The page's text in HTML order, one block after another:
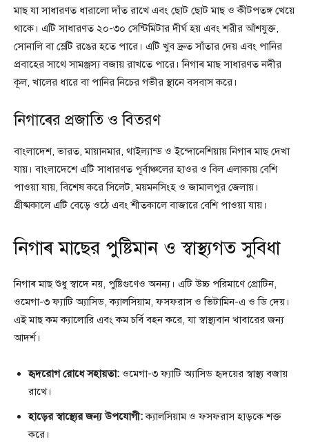
মাছ যা সাধারণত ধারালো দাঁত রাখে এবং ছোট ছোট মাছ ও কীটপতঙ্গ খেয়ে
থাকে। এটি সাধারণত ২০-৩০ সেন্টিমিটার দীর্ঘ হয় এবং শরীর আঁশযুক্ত,
সোনালি বা স্লেটি রঙের হতে পারে। এটি খুব দ্রুত সাঁতার দেয় এবং পানির
প্রবাহের সাথে সামঞ্জস্য বজায় রাখতে পারে। নিগাৰ মাছ সাধারণত নদীর
কূল, খালের ধারে বা পানির নিচের গভীর স্থানে বসবাস করে।
নিগাৰের প্রজাতি ও বিতরণ
বাংলাদেশ, ভারত, মায়ানমার, থাইল্যান্ড ও ইন্দোনেশিয়ায় নিগাৰ মাছ দেখা
যায়। বাংলাদেশে এটি সাধারণত পূর্বাঞ্চলের হাওর ও বিল এলাকায় বেশি
পাওয়া যায়, বিশেষ করে সিলেট, ময়মনসিংহ ও জামালপুর জেলায়।
গ্রীষ্মকালে এটি বেড়ে ওঠে এবং শীতকালে বাজারে বেশি পাওয়া যায়।
নিগাৰ মাছের পুষ্টিমান ও স্বাস্থ্যগত সুবিধা
নিগাৰ মাছ শুধু স্বাদে নয়, পুষ্টিগুণেও অনন্য। এটি উচ্চ পরিমাণে প্রোটিন,
ওমেগা-৩ ফ্যাটি অ্যাসিড, ক্যালসিয়াম, ফসফরাস ও ভিটামিন-এ ও ডি দেয়।
এই মাছ কম ক্যালোরি এবং কম চর্বি বহন করে, যা স্বাস্থ্যবান খাবারের জন্য
আদর্শ।
হৃদরোগ রোধে সহায়তা: ওমেগা-৩ ফ্যাটি অ্যাসিড হৃদয়ের স্বাস্থ্য বজায়
রাখে।
হাড়ের স্বাস্থ্যের জন্য উপযোগী:ক্যালসিয়াম ও ফসফরাস হাড়কে শক্ত
করে।